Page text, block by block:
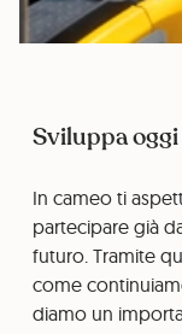
Sviluppa
In cameo ti
partecipare già
futuro. Tramite
come
diamo un